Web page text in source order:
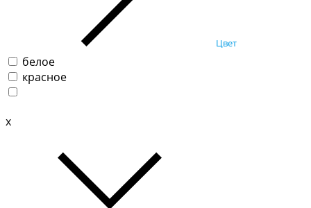
Цвет
белое
красное
x